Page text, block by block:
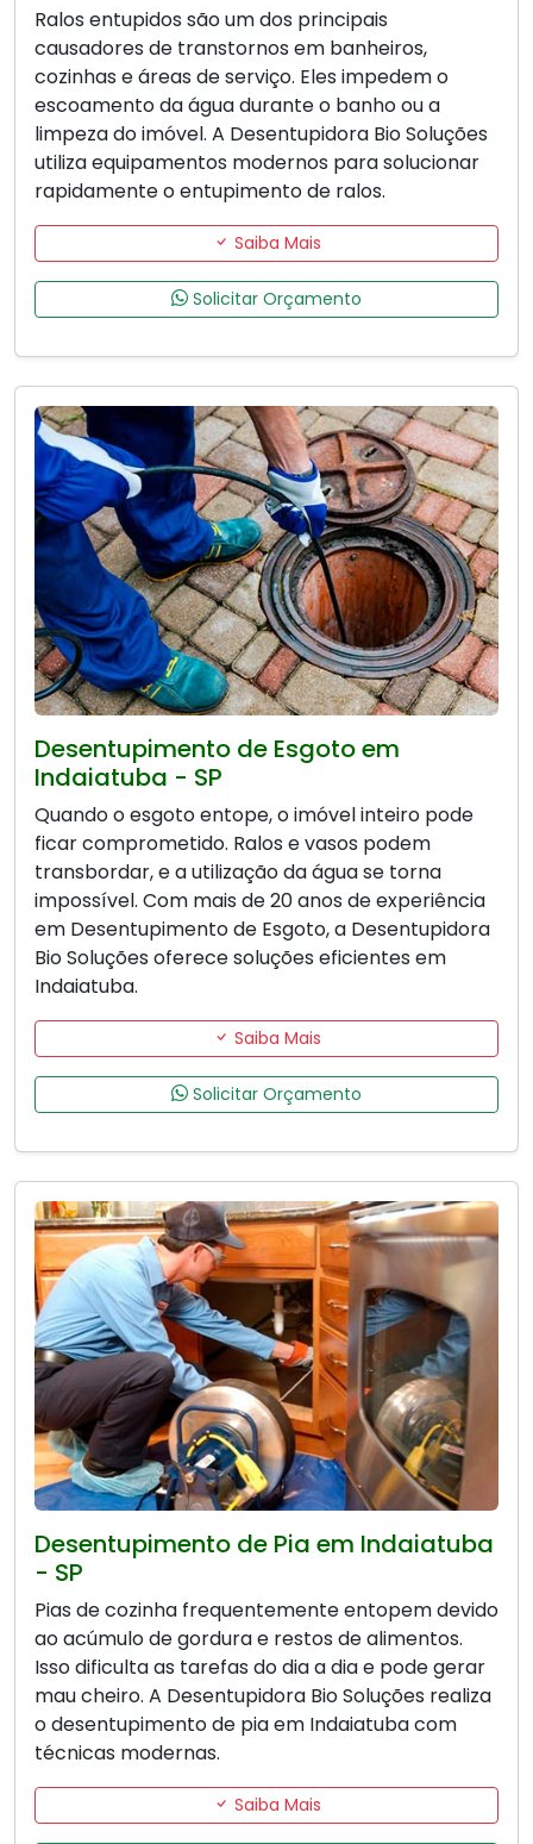
Ralos entupidos são um dos principais
causadores de transtornos em banheiros,
cozinhas e áreas de serviço. Eles impedem o
escoamento da água durante o banho ou a
limpeza do imóvel. A Desentupidora Bio Soluções
utiliza equipamentos modernos para solucionar
rapidamente o entupimento de ralos.
Saiba Mais
Solicitar Orçamento
Desentupimento de Esgoto em
Indaiatuba - SP
Quando o esgoto entope, o imóvel inteiro pode
ficar comprometido. Ralos e vasos podem
transbordar, e a utilização da água se torna
impossível. Com mais de 20 anos de experiência
em Desentupimento de Esgoto, a Desentupidora
Bio Soluções oferece soluções eficientes em
Indaiatuba.
Saiba Mais
Solicitar Orçamento
Desentupimento de Pia em Indaiatuba
- SP
Pias de cozinha frequentemente entopem devido
ao acúmulo de gordura e restos de alimentos.
Isso dificulta as tarefas do dia a dia e pode gerar
mau cheiro. A Desentupidora Bio Soluções realiza
o desentupimento de pia em Indaiatuba com
técnicas modernas.
Saiba Mais